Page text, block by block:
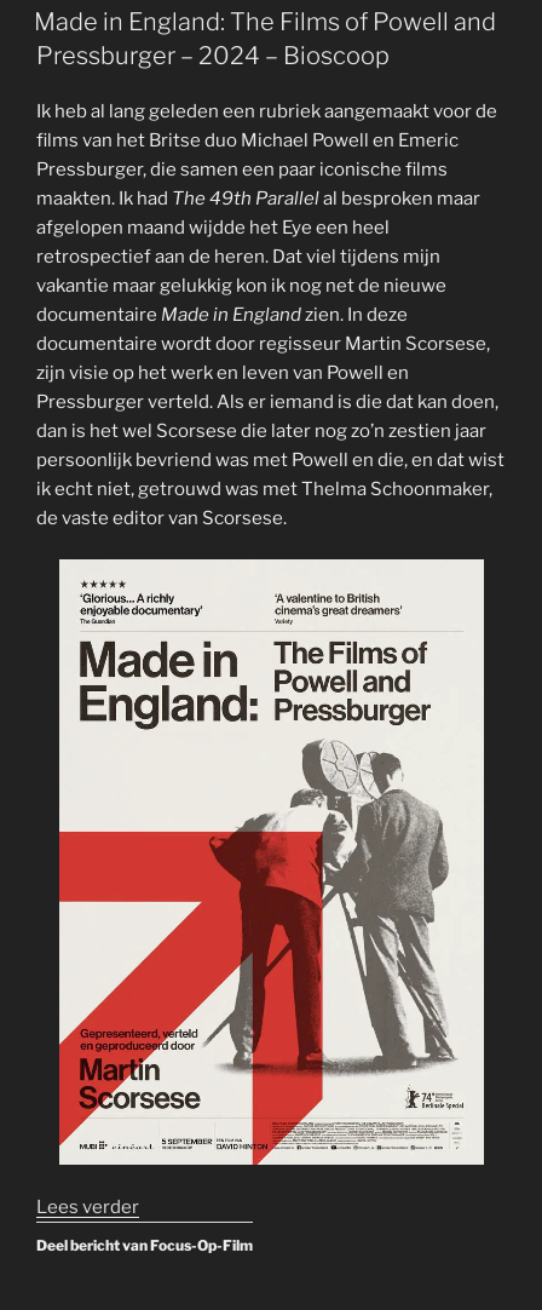
OP
Made in England: The Films of Powell and
Pressburger – 2024 – Bioscoop
Ik heb al lang geleden een rubriek aangemaakt voor de
films van het Britse duo Michael Powell en Emeric
Pressburger, die samen een paar iconische films
maakten. Ik had The 49th Parallelal besproken maar
afgelopen maand wijdde het Eye een heel
retrospectief aan de heren. Dat viel tijdens mijn
vakantie maar gelukkig kon ik nog net de nieuwe
documentaire Made in Englandzien. In deze
documentaire wordt door regisseur Martin Scorsese,
zijn visie op het werk en leven van Powell en
Pressburger verteld. Als er iemand is die dat kan doen,
dan is het wel Scorsese die later nog zo’n zestien jaar
persoonlijk bevriend was met Powell en die, en dat wist
ik echt niet, getrouwd was met Thelma Schoonmaker,
de vaste editor van Scorsese.
Lees verder“Made
in
Deel bericht van Focus-Op-Film